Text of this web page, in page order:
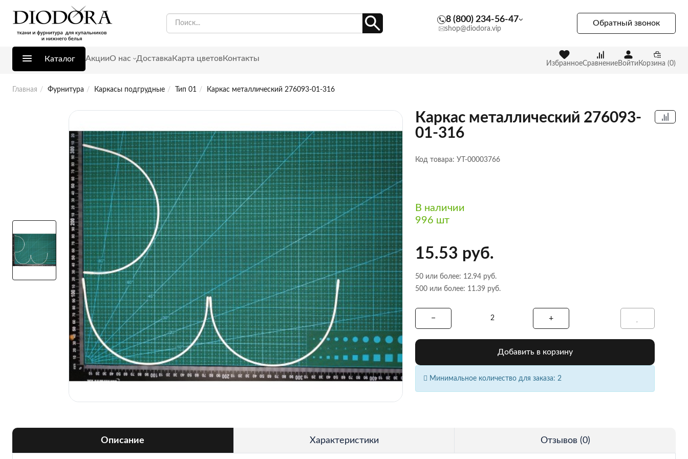
8 (800) 234-56-47
shop@diodora.vip
Обратный звонок
Каталог АкцииО нас Доставка Карта цветовКонтакты
ИзбранноеСравнениеВойти Корзина (0)
Главная Фурнитура Каркасы подгрудные Тип 01 Каркас металлический 276093-01-316
Каркас металлический 276093-
01-316
Код товара: УТ-00003766
В наличии
996 шт
15.53 руб.
50 или более: 12.94 руб.
500 или более: 11.39 руб.
Добавить в корзину
Минимальное количество для заказа: 2
Описание Характеристики Отзывов (0)